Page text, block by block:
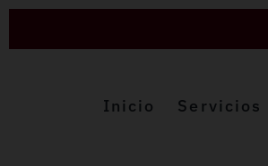
Saltar
Inicio Servicios